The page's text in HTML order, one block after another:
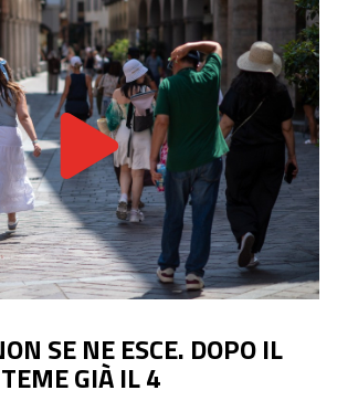
SE NE ESCE. DOPO IL
GIÀ IL 4